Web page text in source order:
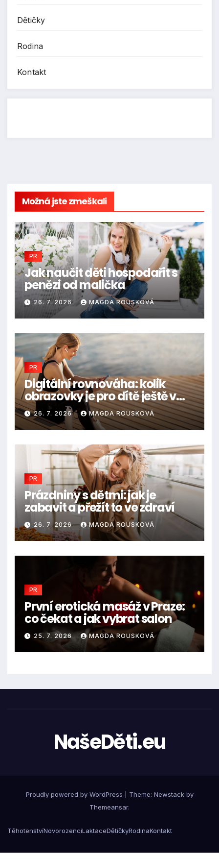
Dětičky
Rodina
Kontakt
Možná jste zmeškali
PR
Jak naučit děti hospodařit s
penězi od malička
26. 7. 2026 MAGDA ROUSKOVÁ
PR
Digitální rovnováha: kolik
obrazovky je pro dítě ještě v
pořádku
26. 7. 2026 MAGDA ROUSKOVÁ
PR
Prázdniny s dětmi: jak je
zabavit a přežít to ve zdraví
26. 7. 2026 MAGDA ROUSKOVÁ
PR
První erotická masáž v Praze:
co čekat a jak vybrat salon
25. 7. 2026 MAGDA ROUSKOVÁ
NašeDěti.eu
Proudly powered by WordPress Theme: Newstackby
Themeansar.
TěhotenstvíNovorozenciLaktaceDětičkyRodinaKontakt